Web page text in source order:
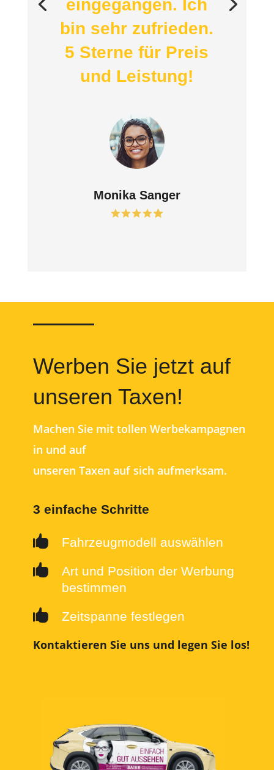
eingegangen. Ich
bin sehr zufrieden.
5 Sterne für Preis
und Leistung!
Monika Sanger
Werben Sie jetzt auf
unseren Taxen!
Machen Sie mit tollen Werbekampagnen
in und auf
unseren Taxen auf sich aufmerksam.
3 einfache Schritte
 Fahrzeugmodell auswählen

Art und Position der Werbung
bestimmen
 Zeitspanne festlegen
Kontaktieren Sie uns und legen Sie los!